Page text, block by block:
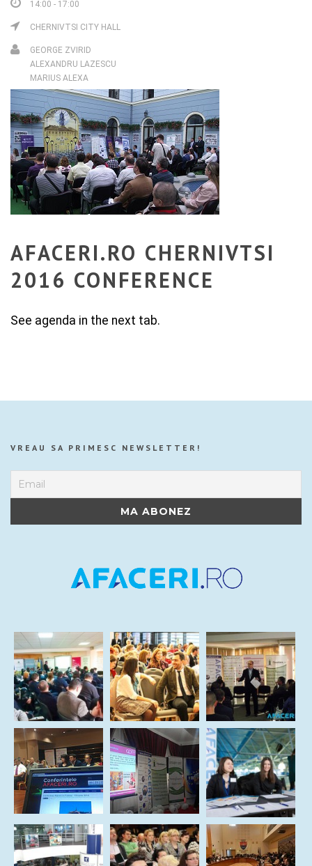
14:00 - 17:00
CHERNIVTSI CITY HALL
GEORGE ZVIRID
ALEXANDRU LAZESCU
MARIUS ALEXA
AFACERI.RO CHERNIVTSI
2016 CONFERENCE
See agenda in the next tab.
VREAU SA PRIMESC NEWSLETTER!